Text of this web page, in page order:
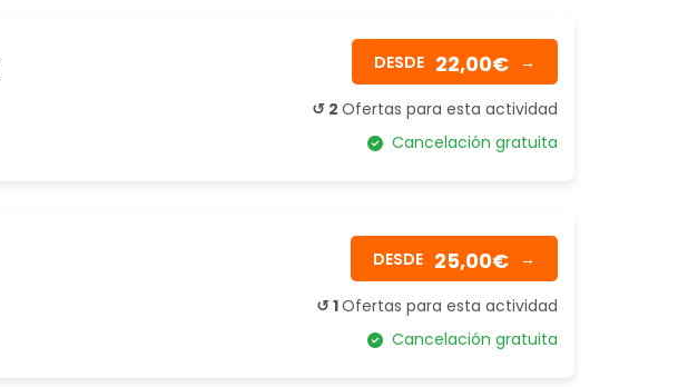
DESDE 22,00€ →
↺ 2 Ofertas para esta actividad
Cancelación gratuita
DESDE 25,00€ →
↺ 1Ofertas para esta actividad
Cancelación gratuita